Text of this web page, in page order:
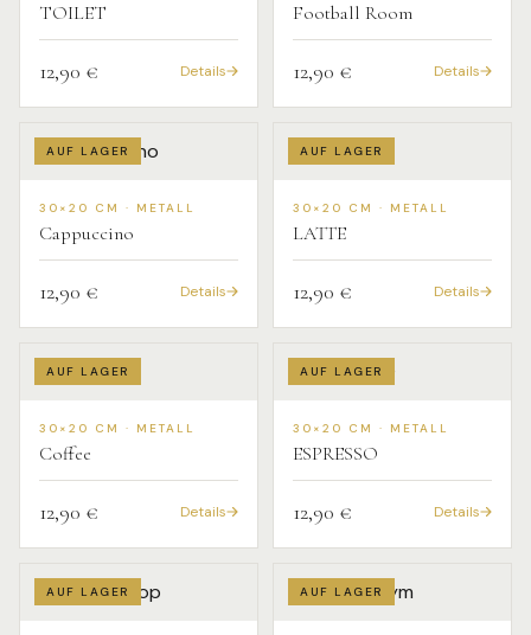
TOILET
12,90 € Details
Football Room
12,90 € Details
AUF LAGER
30×20 CM · METALL
Cappuccino
12,90 € Details
AUF LAGER
30×20 CM · METALL
LATTE
12,90 € Details
AUF LAGER
30×20 CM · METALL
Coffee
12,90 € Details
AUF LAGER
30×20 CM · METALL
ESPRESSO
12,90 € Details
AUF LAGER AUF LAGER